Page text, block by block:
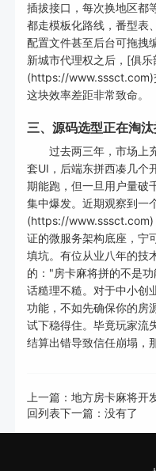
插拔接口，每次换地区都
都走模板化路线，番型表
配置文件甚至后台可拖拽
新城市代理权之后，[俱
(https://www.sssct.com)
这块效率差距非常致命。
三、源码选型正在淘
过去两三年，市场上
套UI，后端东拼西凑几个
期能跑，但一旦用户量破
集中爆发。近期观察到一
(https://www.sssct.com)
证的微服务架构底座，宁
填坑。有位从业八年的技
的："房卡麻将拼的不是
话糙理不糙。对于中小创
功能，不如先确保你的房
试下稳得住。毕竟玩家流
结算出错导致信任崩塌，
上一篇： 地方房卡麻将开
回列表下一篇：没有了